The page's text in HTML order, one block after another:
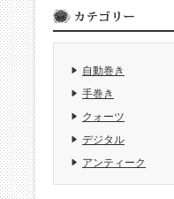
自動巻き
手巻き
クォーツ
デジタル
アンティーク